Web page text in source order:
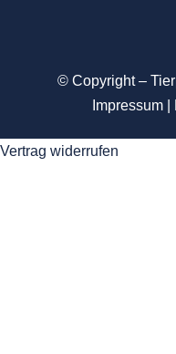
© Copyright –
Impressum|
Vertrag widerrufen